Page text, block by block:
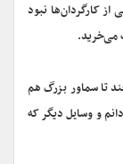
کارگردان‌ها نبود
می‌خرید.
از ما خرید. چند تا سماور بزرگ هم
و وسایل دیگر که